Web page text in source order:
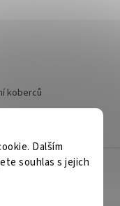
Dalším
souhlas s jejich
koberců